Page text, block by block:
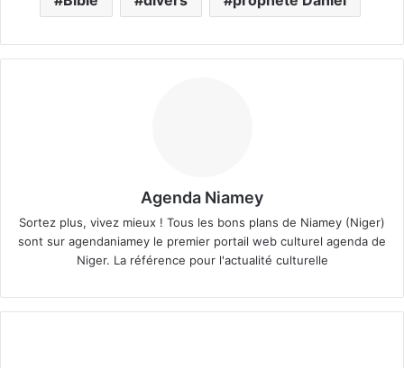
Agenda Niamey
Sortez plus, vivez mieux ! Tous les bons plans de Niamey (Niger)
sont sur agendaniamey le premier portail web culturel agenda de
Niger. La référence pour l'actualité culturelle